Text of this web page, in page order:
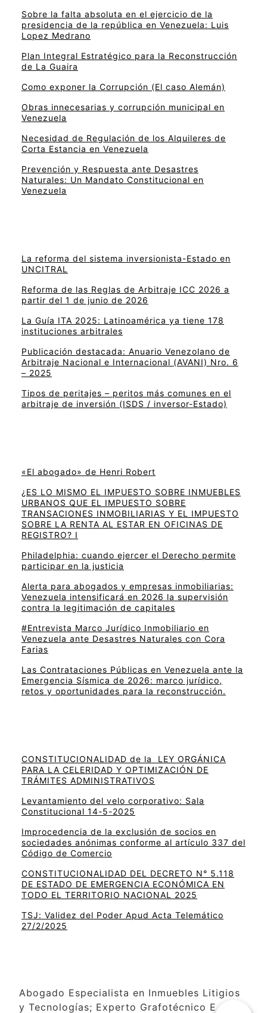
Sobre la falta absoluta en el ejercicio de la
presidencia de la república en Venezuela: Luis
Lopez Medrano
Plan Integral Estratégico para la Reconstrucción
de La Guaira
Como exponer la Corrupción (El caso Alemán)
Obras innecesarias y corrupción municipal en
Venezuela
Necesidad de Regulación de los Alquileres de
Corta Estancia en Venezuela
Prevención y Respuesta ante Desastres
Naturales: Un Mandato Constitucional en
Venezuela
La reforma del sistema inversionista-Estado en
UNCITRAL
Reforma de las Reglas de Arbitraje ICC 2026 a
partir del 1 de junio de 2026
La Guía ITA 2025: Latinoamérica ya tiene 178
instituciones arbitrales
Publicación destacada: Anuario Venezolano de
Arbitraje Nacional e Internacional (AVANI) Nro. 6
– 2025
Tipos de peritajes – peritos más comunes en el
arbitraje de inversión (ISDS / inversor-Estado)
«El abogado» de Henri Robert
¿ES LO MISMO EL IMPUESTO SOBRE INMUEBLES
URBANOS QUE EL IMPUESTO SOBRE
TRANSACIONES INMOBILIARIAS Y EL IMPUESTO
SOBRE LA RENTA AL ESTAR EN OFICINAS DE
REGISTRO? I
Philadelphia: cuando ejercer el Derecho permite
participar en la justicia
Alerta para abogados y empresas inmobiliarias:
Venezuela intensificará en 2026 la supervisión
contra la legitimación de capitales
#Entrevista Marco Jurídico Inmobiliario en
Venezuela ante Desastres Naturales con Cora
Farias
Las Contrataciones Públicas en Venezuela ante la
Emergencia Sísmica de 2026: marco jurídico,
retos y oportunidades para la reconstrucción.
CONSTITUCIONALIDAD de la LEY ORGÁNICA
PARA LA CELERIDAD Y OPTIMIZACIÓN DE
TRÁMITES ADMINISTRATIVOS
Levantamiento del velo corporativo: Sala
Constitucional 14-5-2025
Improcedencia de la exclusión de socios en
sociedades anónimas conforme al artículo 337 del
Código de Comercio
CONSTITUCIONALIDAD DEL DECRETO N° 5.118
DE ESTADO DE EMERGENCIA ECONÓMICA EN
TODO EL TERRITORIO NACIONAL 2025
TSJ: Validez del Poder Apud Acta Telemático
27/2/2025
Abogado Especialista en Inmuebles Litigios
y Tecnologías; Experto Grafotécnico E